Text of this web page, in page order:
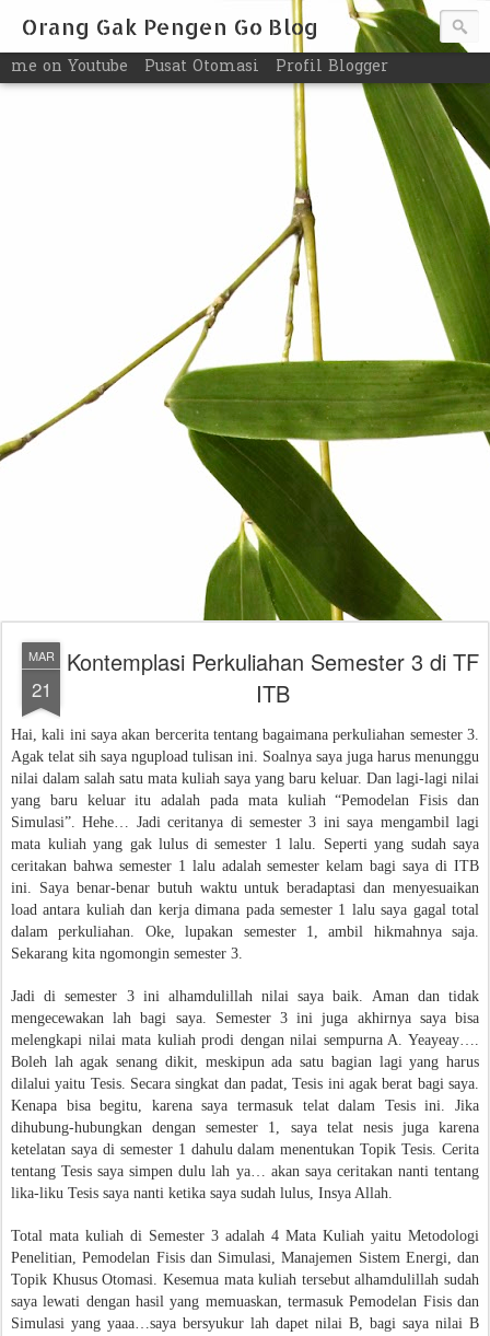
Orang Gak Pengen Go Blog
me on Youtube Pusat Otomasi Profil Blogger
MAR
21
Kontemplasi Perkuliahan Semester 3 di TF
ITB
Hai, kali ini saya akan bercerita tentang bagaimana perkuliahan semester 3.
Agak telat sih saya ngupload tulisan ini. Soalnya saya juga harus menunggu
nilai dalam salah satu mata kuliah saya yang baru keluar. Dan lagi-lagi nilai
yang baru keluar itu adalah pada mata kuliah “Pemodelan Fisis dan
Simulasi”. Hehe… Jadi ceritanya di semester 3 ini saya mengambil lagi
mata kuliah yang gak lulus di semester 1 lalu. Seperti yang sudah saya
ceritakan bahwa semester 1 lalu adalah semester kelam bagi saya di ITB
ini. Saya benar-benar butuh waktu untuk beradaptasi dan menyesuaikan
load antara kuliah dan kerja dimana pada semester 1 lalu saya gagal total
dalam perkuliahan. Oke, lupakan semester 1, ambil hikmahnya saja.
Sekarang kita ngomongin semester 3.
Jadi di semester 3 ini alhamdulillah nilai saya baik. Aman dan tidak
mengecewakan lah bagi saya. Semester 3 ini juga akhirnya saya bisa
melengkapi nilai mata kuliah prodi dengan nilai sempurna A. Yeayeay….
Boleh lah agak senang dikit, meskipun ada satu bagian lagi yang harus
dilalui yaitu Tesis. Secara singkat dan padat, Tesis ini agak berat bagi saya.
Kenapa bisa begitu, karena saya termasuk telat dalam Tesis ini. Jika
dihubung-hubungkan dengan semester 1, saya telat nesis juga karena
ketelatan saya di semester 1 dahulu dalam menentukan Topik Tesis. Cerita
tentang Tesis saya simpen dulu lah ya… akan saya ceritakan nanti tentang
lika-liku Tesis saya nanti ketika saya sudah lulus, Insya Allah.
Total mata kuliah di Semester 3 adalah 4 Mata Kuliah yaitu Metodologi
Penelitian, Pemodelan Fisis dan Simulasi, Manajemen Sistem Energi, dan
Topik Khusus Otomasi. Kesemua mata kuliah tersebut alhamdulillah sudah
saya lewati dengan hasil yang memuaskan, termasuk Pemodelan Fisis dan
Simulasi yang yaaa…saya bersyukur lah dapet nilai B, bagi saya nilai B